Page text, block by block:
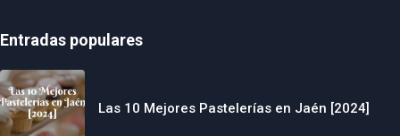
Entradas populares
Las 10 Mejores Pastelerías en Jaén [2024]